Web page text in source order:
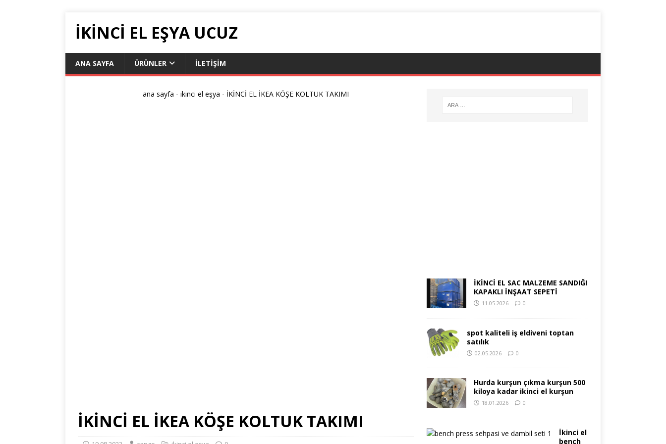
IKINCI EL EŞYA UCUZ
ANA SAYFA ÜRÜNLER ILETIŞIM
ana sayfa -ikinci el eşya - İKİNCİ EL İKEA KÖŞE KOLTUK TAKIMI
İKİNCİ EL İKEA KÖŞE KOLTUK TAKIMI
İKİNCİ EL SAC MALZEME SANDIĞI
KAPAKLI İNŞAAT SEPETİ
11.05.2026 0
spot kaliteli iş eldiveni toptan
satılık
02.05.2026 0
Hurda kurşun çıkma kurşun 500
kiloya kadar ikinci el kurşun
18.01.2026 0
İkinci el
bench